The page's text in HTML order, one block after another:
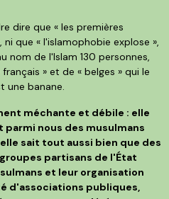
dire que « les premières
que « l'islamophobie explose »,
nom de l'Islam 130 personnes,
» et de « belges » qui le
banane.
méchante et débile : elle
nous des musulmans
sait tout aussi bien que des
partisans de l'État
et leur organisation
d'associations publiques,